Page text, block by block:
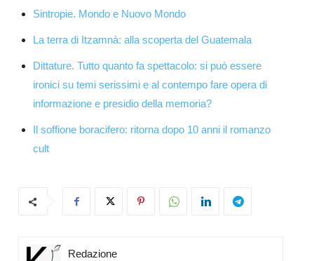
Sintropie. Mondo e Nuovo Mondo
La terra di Itzamnà: alla scoperta del Guatemala
Dittature. Tutto quanto fa spettacolo: si può essere
ironici su temi serissimi e al contempo fare opera di
informazione e presidio della memoria?
Il soffione boracifero: ritorna dopo 10 anni il romanzo
cult
Redazione